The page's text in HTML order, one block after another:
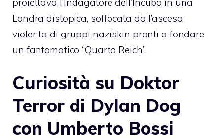
Londra distopica, soffocata dall’ascesa
violenta di gruppi naziskin pronti a fondare
un fantomatico “Quarto Reich”.
Curiosità su Doktor
Terror di Dylan Dog
con Umberto Bossi